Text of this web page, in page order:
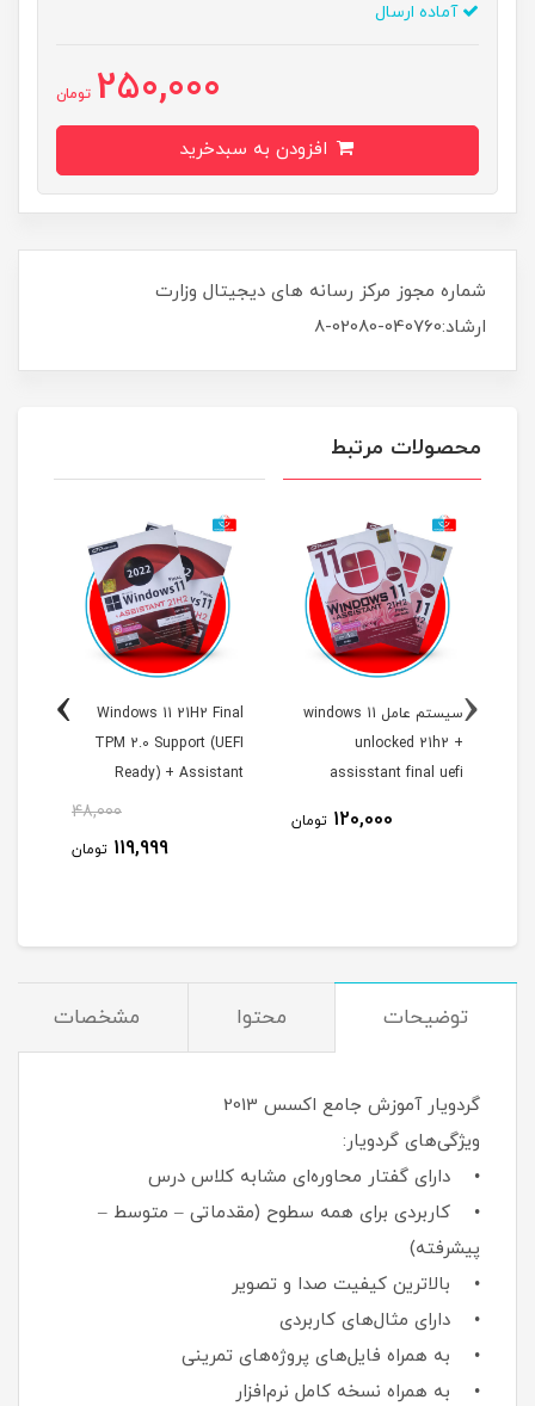
آماده ارسال
250,000 تومان
شماره مجوز مرکز رسانه های دیجیتال وزارت
ارشاد:040760-02080-8
محصولات مرتبط
سیستم عامل windows 11
unlocked 21h2 +
assisstant final uefi
120,000 تومان
Windows 11 21H2 Final
TPM 2.0 Support (UEFI
Ready) + Assistant
48,000
119,999 تومان
‹
›
توضیحات محتوا مشخصات
گردویار آموزش جامع اکسس 2013
ویژگی‌های گردویار:
• دارای گفتار محاوره‌ای مشابه کلاس درس
• کاربردی برای همه سطوح (مقدماتی – متوسط –
پیشرفته)
• بالاترین کیفیت صدا و تصویر
• دارای مثال‌های کاربردی
• به همراه فایل‌های پروژه‌های تمرینی
• به همراه نسخه کامل نرم‌افزار